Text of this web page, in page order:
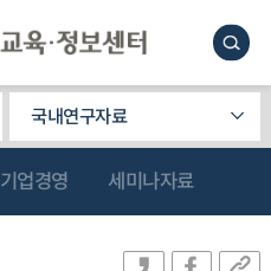
국내연구자료
기업경영 세미나자료